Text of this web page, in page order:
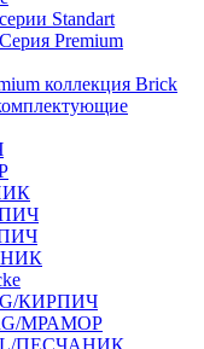
Standart
Premium
коллекция Brick
КИРПИЧ
МРАМОР
ПЕСЧАНИК